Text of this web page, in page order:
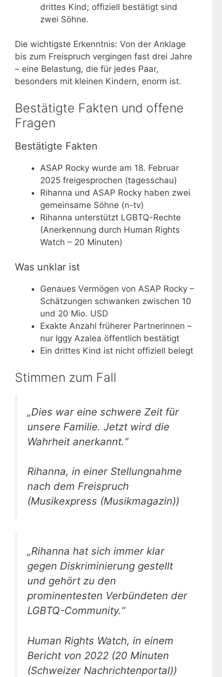
drittes Kind; offiziell bestätigt sind
zwei Söhne.
Die wichtigste Erkenntnis: Von der Anklage
bis zum Freispruch vergingen fast drei Jahre
– eine Belastung, die für jedes Paar,
besonders mit kleinen Kindern, enorm ist.
Bestätigte Fakten und offene
Fragen
Bestätigte Fakten
ASAP Rocky wurde am 18. Februar
2025 freigesprochen (tagesschau)
Rihanna und ASAP Rocky haben zwei
gemeinsame Söhne (n-tv)
Rihanna unterstützt LGBTQ-Rechte
(Anerkennung durch Human Rights
Watch – 20 Minuten)
Was unklar ist
Genaues Vermögen von ASAP Rocky –
Schätzungen schwanken zwischen 10
und 20 Mio. USD
Exakte Anzahl früherer Partnerinnen –
nur Iggy Azalea öffentlich bestätigt
Ein drittes Kind ist nicht offiziell belegt
Stimmen zum Fall
„Dies war eine schwere Zeit für
unsere Familie. Jetzt wird die
Wahrheit anerkannt.“
Rihanna, in einer Stellungnahme
nach dem Freispruch
(Musikexpress (Musikmagazin))
„Rihanna hat sich immer klar
gegen Diskriminierung gestellt
und gehört zu den
prominentesten Verbündeten der
LGBTQ-Community.“
Human Rights Watch, in einem
Bericht von 2022 (20 Minuten
(Schweizer Nachrichtenportal))